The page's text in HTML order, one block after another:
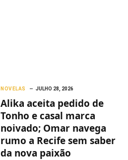
NOVELAS JULHO 28, 2026
Alika aceita pedido de
Tonho e casal marca
noivado; Omar navega
rumo a Recife sem saber
da nova paixão